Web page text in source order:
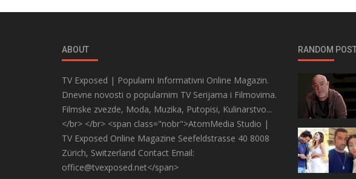
ABOUT
TV Exposed | Popularni Informativni Online Magazin.
Dnevne novosti o popularnim TV Serijama i Filmovima.
Filmske zvezde, Moda, Muzika, Putopisi, Kulinarstvo...
</br> </br> <span class="nobr">AtomMedia Studio |
TV Exposed Online Magazine Seefeldstrasse 40 8008
Zürich, Switzerland Contact Email:
office@tvexposed.net</span>
RANDOM